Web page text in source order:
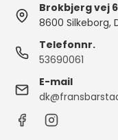
Brokbjerg vej
8600 Silkeborg,
Telefonnr.
53690061
E-mail